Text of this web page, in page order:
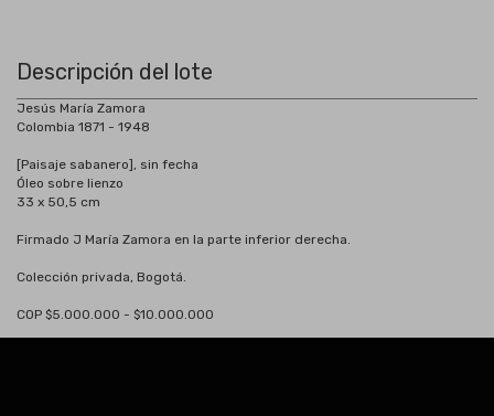
Descripción del lote
Jesús María Zamora
Colombia 1871 - 1948
[Paisaje sabanero], sin fecha
Óleo sobre lienzo
33 x 50,5 cm
Firmado J María Zamora en la parte inferior derecha.
Colección privada, Bogotá.
COP $5.000.000 - $10.000.000